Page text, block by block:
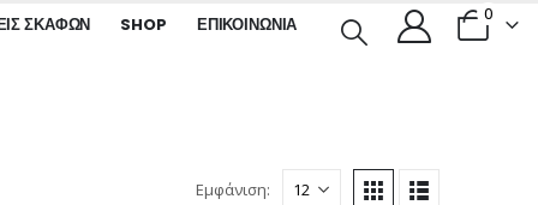
ΣΚΑΦΏΝ SHOP ΕΠΙΚΟΙΝΩΝΊΑ 0
Εμφάνιση: